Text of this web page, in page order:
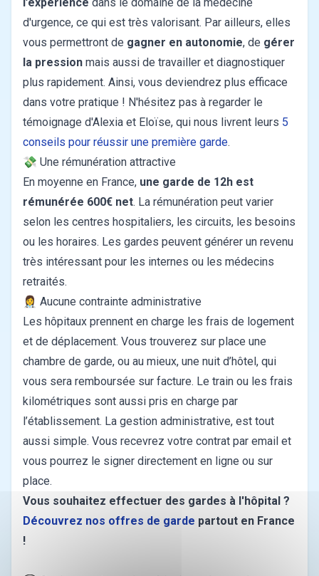
d'urgence, ce qui est très valorisant. Par ailleurs, elles
vous permettront de gagner en autonomie, de gérer
la pression mais aussi de travailler et diagnostiquer
plus rapidement. Ainsi, vous deviendrez plus efficace
dans votre pratique ! N'hésitez pas à regarder le
témoignage d'Alexia et Eloïse, qui nous livrent leurs 5
conseils pour réussir une première garde.
💸 Une rémunération attractive
En moyenne en France, une garde de 12h est
rémunérée 600€ net. La rémunération peut varier
selon les centres hospitaliers, les circuits, les besoins
ou les horaires. Les gardes peuvent générer un revenu
très intéressant pour les internes ou les médecins
retraités.
👩‍⚕️ Aucune contrainte administrative
Les hôpitaux prennent en charge les frais de logement
et de déplacement. Vous trouverez sur place une
chambre de garde, ou au mieux, une nuit d’hôtel, qui
vous sera remboursée sur facture. Le train ou les frais
kilométriques sont aussi pris en charge par
l’établissement. La gestion administrative, est tout
aussi simple. Vous recevrez votre contrat par email et
vous pourrez le signer directement en ligne ou sur
place.
Vous souhaitez effectuer des gardes à l'hôpital ?
Découvrez nos offres de garde partout en France
!